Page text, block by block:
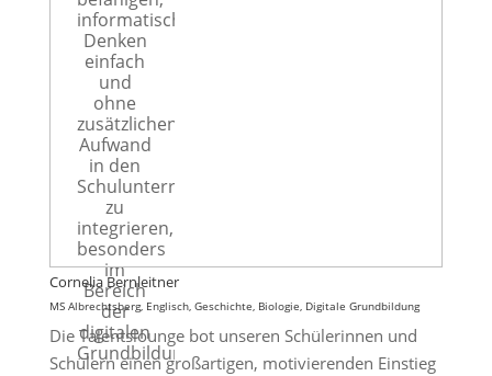
informatisches
Denken
einfach
und
ohne
zusätzlichen
Aufwand
in den
Schulunterricht
zu
integrieren,
besonders
im
Bereich
der
digitalen
Grundbildung.
Cornelia Bernleitner
MS Albrechtsberg, Englisch, Geschichte, Biologie, Digitale Grundbildung
Die Talentslounge bot unseren Schülerinnen und
Schülern einen großartigen, motivierenden Einstieg